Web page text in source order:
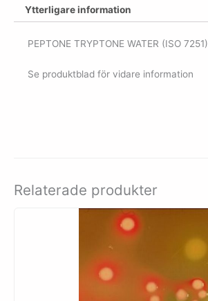
Ytterligare information
PEPTONE TRYPTONE WATER (ISO 7251)
Se produktblad för vidare information
Relaterade produkter